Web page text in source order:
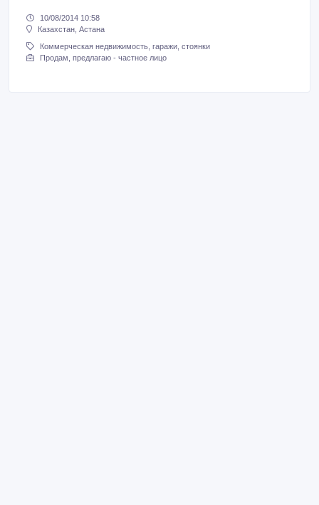
10/08/2014 10:58
Казахстан, Астана
Коммерческая недвижимость, гаражи, стоянки
Продам, предлагаю - частное лицо